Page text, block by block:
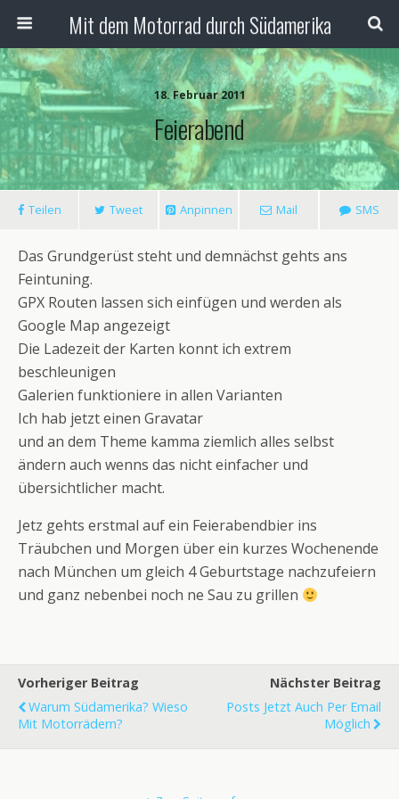
Mit dem Motorrad durch Südamerika
18. Februar 2011
Feierabend
Teilen Tweet Anpinnen Mail SMS
Das Grundgerüst steht und demnächst gehts ans
Feintuning.
GPX Routen lassen sich einfügen und werden als
Google Map angezeigt
Die Ladezeit der Karten konnt ich extrem
beschleunigen
Galerien funktioniere in allen Varianten
Ich hab jetzt einen Gravatar
und an dem Theme kamma ziemlich alles selbst
ändern auch wenns das nicht einfacher und
übersichtlicher macht.
Jetz gehts erstmal auf ein Feierabendbier ins
Träubchen und Morgen über ein kurzes Wochenende
nach München um gleich 4 Geburtstage nachzufeiern
und ganz nebenbei noch ne Sau zu grillen
Vorheriger Beitrag
Warum Südamerika? Wieso
Mit Motorrädern?
Nächster Beitrag
Posts Jetzt Auch Per Email
Möglich